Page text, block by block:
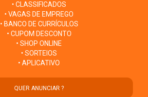
• CLASSIFICADOS
• VAGAS DE EMPREGO
• BANCO DE CURRÍCULOS
• CUPOM DESCONTO
• SHOP ONLINE
• SORTEIOS
• APLICATIVO
QUER ANUNCIAR ?